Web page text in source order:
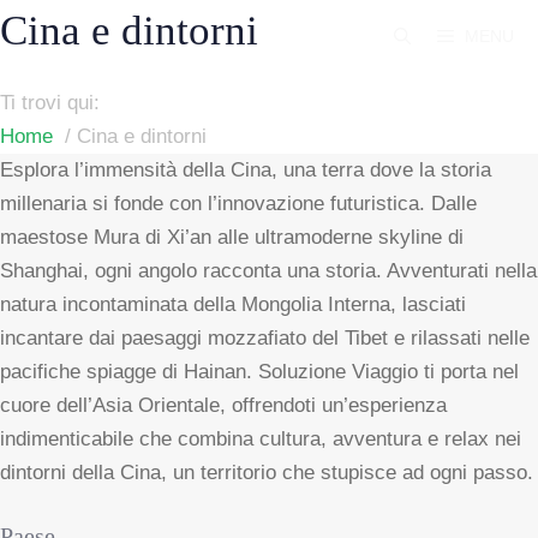
Vai
al
Cina e dintorni
Ti trovi qui:
Home
Cina e dintorni
Esplora l’immensità della Cina, una terra dove la storia
millenaria si fonde con l’innovazione futuristica. Dalle
maestose Mura di Xi’an alle ultramoderne skyline di
Shanghai, ogni angolo racconta una storia. Avventurati nella
natura incontaminata della Mongolia Interna, lasciati
incantare dai paesaggi mozzafiato del Tibet e rilassati nelle
pacifiche spiagge di Hainan. Soluzione Viaggio ti porta nel
cuore dell’Asia Orientale, offrendoti un’esperienza
indimenticabile che combina cultura, avventura e relax nei
dintorni della Cina, un territorio che stupisce ad ogni passo.